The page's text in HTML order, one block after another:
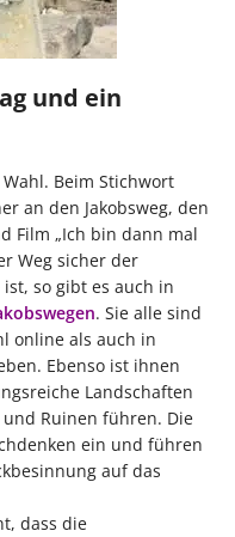
und ein
Beim Stichwort
an den Jakobsweg, den
Film „Ich bin dann mal
Weg sicher der
so gibt es auch in
. Sie alle sind
online als auch in
Ebenso ist ihnen
Landschaften
und Ruinen führen. Die
ein und führen
auf das
dass die